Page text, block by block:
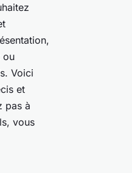
ou
Voici
et
pas à
vous